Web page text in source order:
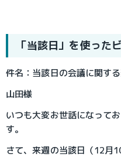
「当該日」を使った
件名： 当該日の会議に関す
山田様
いつも大変お世話になって
す。
さて、来週の当該日（12月